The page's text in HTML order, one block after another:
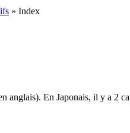
» Index
anglais). En Japonais, il y a 2